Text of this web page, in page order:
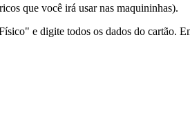
que você irá usar nas maquininhas).
e digite todos os dados do cartão.